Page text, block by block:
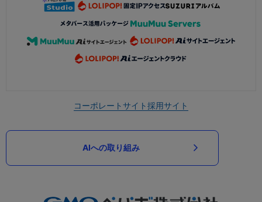
コーポレートサイト採用サイト
AIへの取り組み